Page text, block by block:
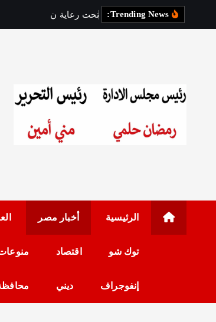
م
تحت ر عاية نائ
رئيس مجلس
الرئيسية أخبار مصر
توك شو اقتصاد
إنفوجراف ديني